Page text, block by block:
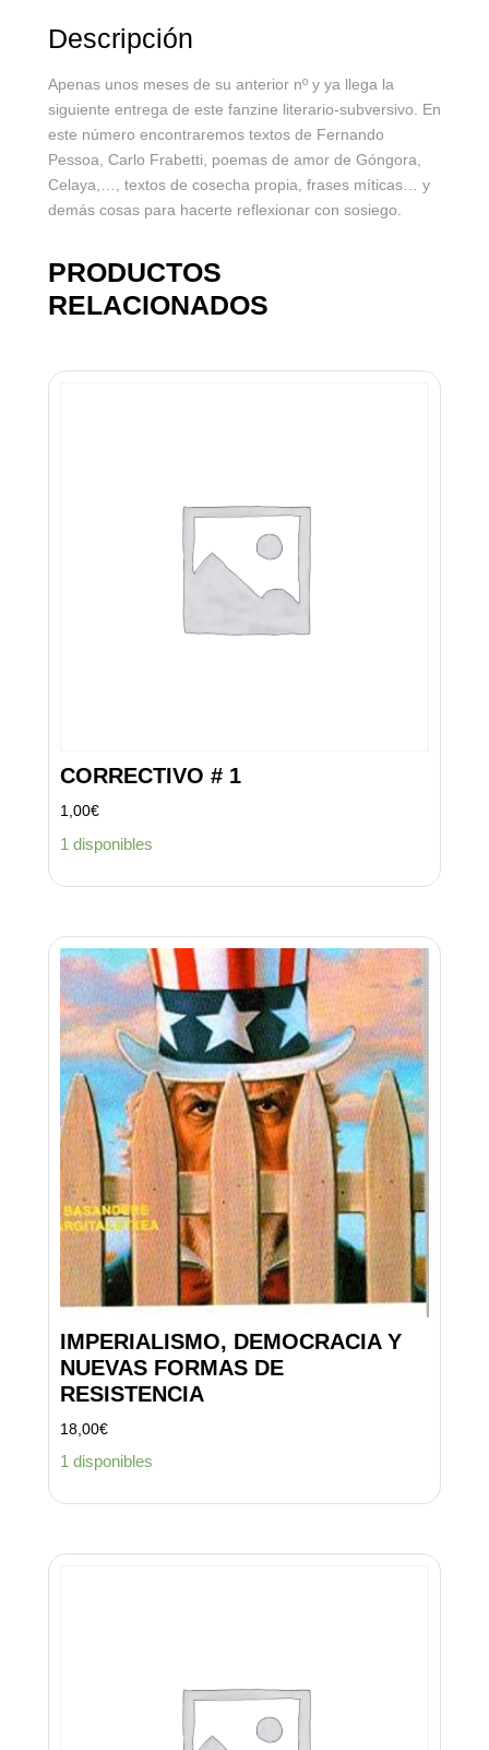
Descripción
Apenas unos meses de su anterior nº y ya llega la
siguiente entrega de este fanzine literario-subversivo. En
este número encontraremos textos de Fernando
Pessoa, Carlo Frabetti, poemas de amor de Góngora,
Celaya,…, textos de cosecha propia, frases míticas… y
demás cosas para hacerte reflexionar con sosiego.
PRODUCTOS
RELACIONADOS
CORRECTIVO # 1
1,00€
1 disponibles
IMPERIALISMO, DEMOCRACIA Y
NUEVAS FORMAS DE
RESISTENCIA
18,00€
1 disponibles